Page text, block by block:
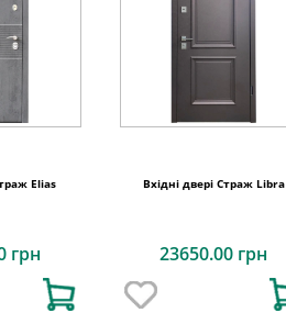
Elias
грн
Вхідні двері Страж Libra
23650.00 грн